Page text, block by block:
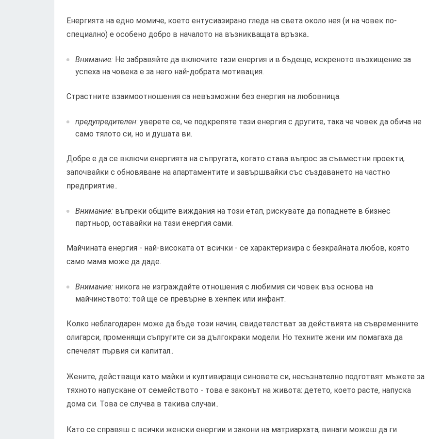
Енергията на едно момиче, което ентусиазирано гледа на света около нея (и на човек по-
специално) е особено добро в началото на възникващата връзка..
Внимание: Не забравяйте да включите тази енергия и в бъдеще, искреното възхищение за
успеха на човека е за него най-добрата мотивация.
Страстните взаимоотношения са невъзможни без енергия на любовница.
предупредителен: уверете се, че подкрепяте тази енергия с другите, така че човек да обича не
само тялото си, но и душата ви.
Добре е да се включи енергията на съпругата, когато става въпрос за съвместни проекти,
започвайки с обновяване на апартаментите и завършвайки със създаването на частно
предприятие..
Внимание: въпреки общите виждания на този етап, рискувате да попаднете в бизнес
партньор, оставайки на тази енергия сами.
Майчината енергия - най-високата от всички - се характеризира с безкрайната любов, която
само мама може да даде.
Внимание: никога не изграждайте отношения с любимия си човек въз основа на
майчинството: той ще се превърне в хенпек или инфант.
Колко неблагодарен може да бъде този начин, свидетелстват за действията на съвременните
олигарси, променящи съпругите си за дългокраки модели. Но техните жени им помагаха да
спечелят първия си капитал..
Жените, действащи като майки и култивиращи синовете си, несъзнателно подготвят мъжете за
тяхното напускане от семейството - това е законът на живота: детето, което расте, напуска
дома си. Това се случва в такива случаи..
Като се справяш с всички женски енергии и закони на матриархата, винаги можеш да ги